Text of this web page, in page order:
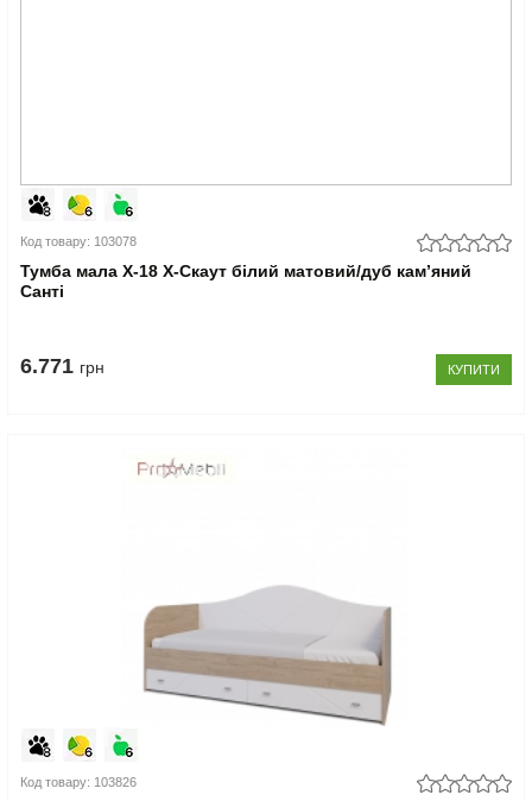
Код товару: 103078
Тумба мала Х-18 X-Скаут білий матовий/дуб кам’яний
Санті
6.771 грн КУПИТИ
Код товару: 103826